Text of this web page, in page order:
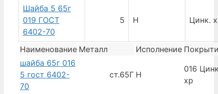
Шайба 5 65г
019 ГОСТ
6402-70
5 Н Цинк.
Наименование Металл Исполнение
шайба 65г 016
5 гост 6402-
70
ст.65Г Н
016
хр